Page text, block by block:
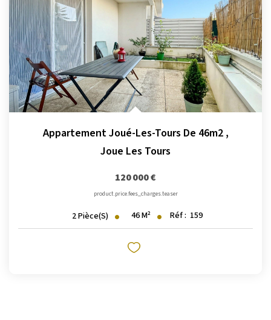
Appartement Joué-Les-Tours De 46m2 ,
Joue Les Tours
120 000 €
product.price.fees_charges.teaser
2Pièce(s) 46M² Réf : 159